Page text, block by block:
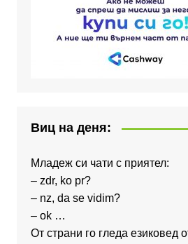
Виц на деня:
Младеж си чати с приятел:
– zdr, ko pr?
– nz, da se vidim?
– ok …
От страни го гледа езиковед